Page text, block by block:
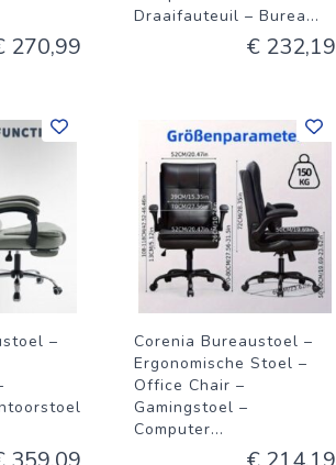
270,99
Draaifauteuil – Burea...
€ 232,19
–
Corenia Bureaustoel –
Ergonomische Stoel –
Office Chair –
Gamingstoel –
Computer...